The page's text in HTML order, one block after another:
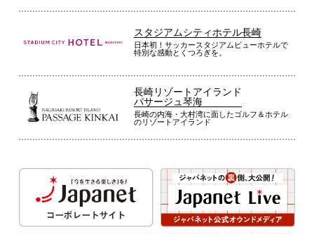
スタジアムシティホテル長崎
日本初！サッカースタジアムビューホテルで
特別な感動とくつろぎを。
長崎リゾートアイランド
パサージュ琴海
長崎の内海・大村湾に面したゴルフ＆ホテル
のリゾートアイランド